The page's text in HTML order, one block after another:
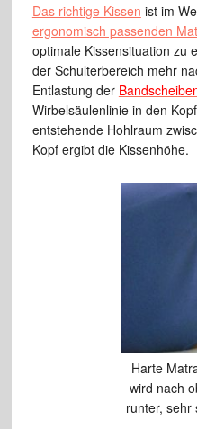
Das richtige Kissen ist im
ergonomisch passenden
optimale Kissensituation zu
der Schulterbereich mehr
Entlastung der
Wirbelsäulenlinie in den
entstehende Hohlraum
Kopf ergibt die Kissenhöhe.
Harte
wird nach
runter, sehr